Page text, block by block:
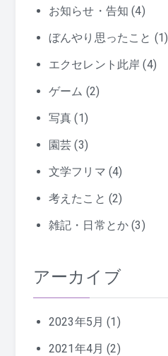
お知らせ・告知 (4)
ぼんやり思ったこと (1)
エクセレント此岸 (4)
ゲーム (2)
写真 (1)
園芸 (3)
文学フリマ (4)
考えたこと (2)
雑記・日常とか (3)
アーカイブ
2023年5月 (1)
2021年4月 (2)